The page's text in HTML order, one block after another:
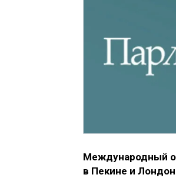
Международный
в Пекине и